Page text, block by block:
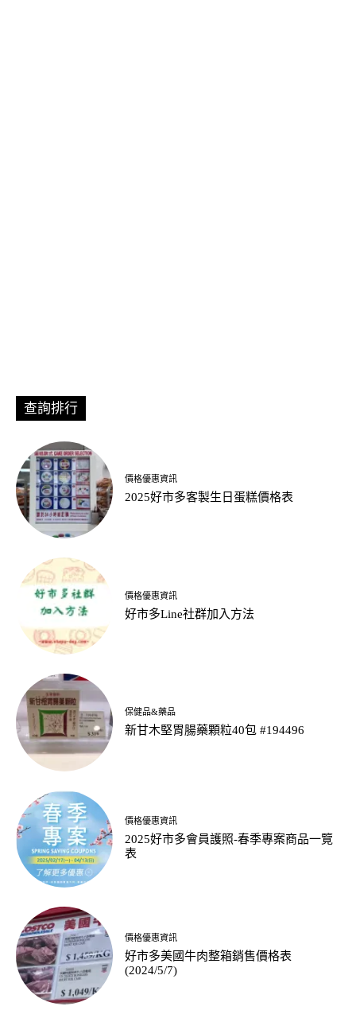
查詢排行
價格優惠資訊
2025好市多客製生日蛋糕價格表
價格優惠資訊
好市多Line社群加入方法
保健品&藥品
新甘木堅胃腸藥顆粒40包 #194496
價格優惠資訊
2025好市多會員護照-春季專案商品一覽
表
價格優惠資訊
好市多美國牛肉整箱銷售價格表
(2024/5/7)